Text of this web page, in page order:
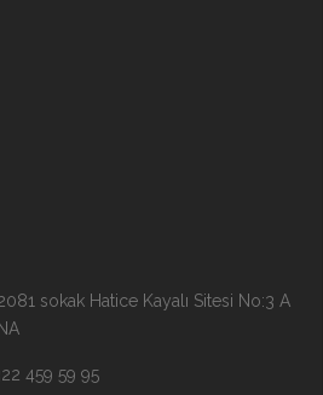
sokak Hatice Kayalı Sitesi No:3 A
459 59 95